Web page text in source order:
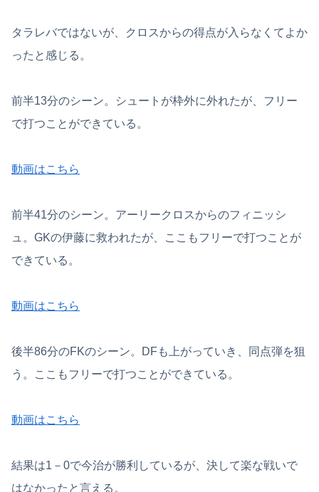
タラレバではないが、クロスからの得点が入らなくてよか
ったと感じる。
前半13分のシーン。シュートが枠外に外れたが、フリー
で打つことができている。
動画はこちら
前半41分のシーン。アーリークロスからのフィニッシ
ュ。GKの伊藤に救われたが、ここもフリーで打つことが
できている。
動画はこちら
後半86分のFKのシーン。DFも上がっていき、同点弾を狙
う。ここもフリーで打つことができている。
動画はこちら
結果は1－0で今治が勝利しているが、決して楽な戦いで
はなかったと言える。